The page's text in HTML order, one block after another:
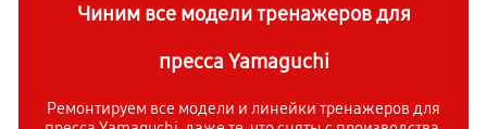
Чиним все модели тренажеров для
пресса Yamaguchi
Ремонтируем все модели и линейки тренажеров для